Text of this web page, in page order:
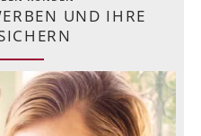
UND IHRE